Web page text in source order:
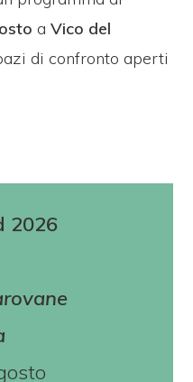
a Vico del
di confronto aperti
2026